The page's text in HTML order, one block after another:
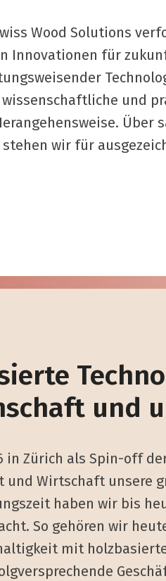
Wood Solutions
Innovationen für
und
Über
wir für
und
in Zürich als Spin-off
und Wirtschaft unsere
haben wir bis
So gehören wir
mit